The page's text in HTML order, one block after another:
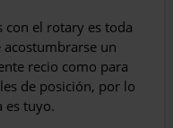
el rotary es toda
acostumbrarse un
recio como para
de posición, por lo
es tuyo.